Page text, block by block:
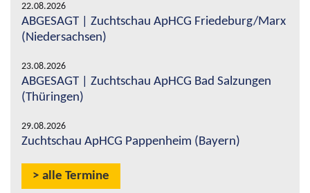
22.08.2026
ABGESAGT | Zuchtschau ApHCG Friedeburg/Marx
(Niedersachsen)
23.08.2026
ABGESAGT | Zuchtschau ApHCG Bad Salzungen
(Thüringen)
29.08.2026
Zuchtschau ApHCG Pappenheim (Bayern)
alle Termine